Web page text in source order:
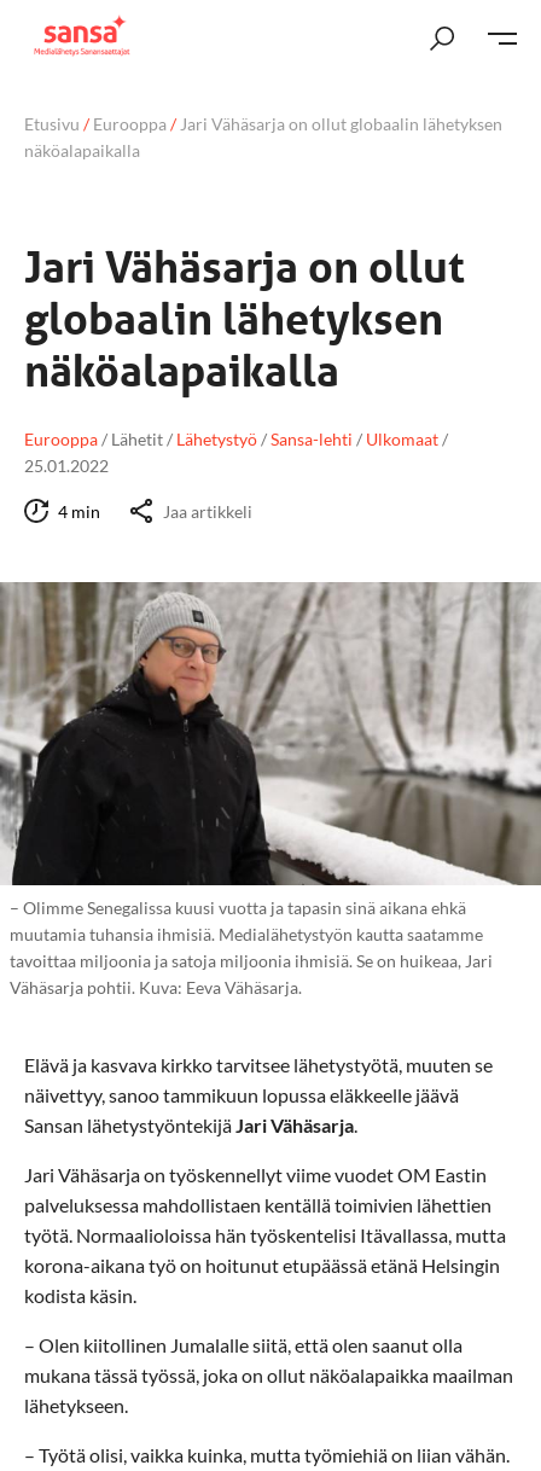
Etusivu /Eurooppa/ Jari Vähäsarja on ollut globaalin lähetyksen
näköalapaikalla
Jari Vähäsarja on ollut
globaalin lähetyksen
näköalapaikalla
Eurooppa/ Lähetit/ Lähetystyö/Sansa-lehti / Ulkomaat/
25.01.2022
4 min Jaa artikkeli
– Olimme Senegalissa kuusi vuotta ja tapasin sinä aikana ehkä
muutamia tuhansia ihmisiä. Medialähetystyön kautta saatamme
tavoittaa miljoonia ja satoja miljoonia ihmisiä. Se on huikeaa, Jari
Vähäsarja pohtii. Kuva: Eeva Vähäsarja.
Elävä ja kasvava kirkko tarvitsee lähetystyötä, muuten se
näivettyy, sanoo tammikuun lopussa eläkkeelle jäävä
Sansan lähetystyöntekijä Jari Vähäsarja
Jari Vähäsarja on työskennellyt viime vuodet OM Eastin
palveluksessa mahdollistaen kentällä toimivien lähettien
työtä. Normaalioloissa hän työskentelisi Itävallassa, mutta
korona-aikana työ on hoitunut etupäässä etänä Helsingin
kodista käsin.
– Olen kiitollinen Jumalalle siitä, että olen saanut olla
mukana tässä työssä, joka on ollut näköalapaikka maailman
lähetykseen.
– Työtä olisi, vaikka kuinka, mutta työmiehiä on liian vähän.